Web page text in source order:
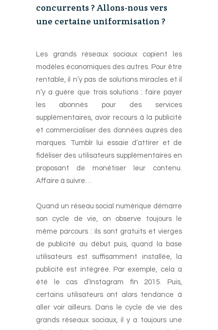
concurrents ? Allons-nous vers
une certaine uniformisation ?
Les grands réseaux sociaux copient les
modèles économiques des autres. Pour être
rentable, il n’y pas de solutions miracles et il
n’y a guère que trois solutions : faire payer
les abonnés pour des services
supplémentaires, avoir recours à la publicité
et commercialiser des données auprès des
marques. Tumblr lui essaie d’attirer et de
fidéliser des utilisateurs supplémentaires en
proposant de monétiser leur contenu.
Affaire à suivre…
Quand un réseau social numérique démarre
son cycle de vie, on observe toujours le
même parcours : ils sont gratuits et vierges
de publicité au début puis, quand la base
utilisateurs est suffisamment installée, la
publicité est intégrée. Par exemple, cela a
été le cas d’Instagram fin 2015. Puis,
certains utilisateurs ont alors tendance à
aller voir ailleurs. Dans le cycle de vie des
grands réseaux sociaux, il y a toujours une